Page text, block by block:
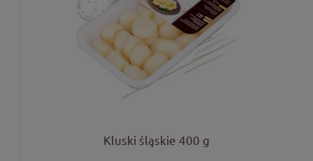
Kluski śląskie 400 g